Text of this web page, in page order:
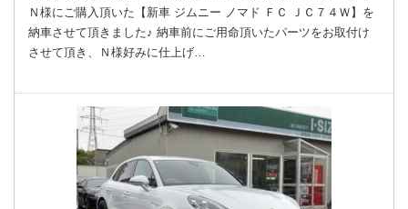
Ｎ様にご購入頂いた【新車 ジムニー ノマド ＦＣ ＪＣ７４Ｗ】を
納車させて頂きました♪ 納車前にご用命頂いたパーツをお取付け
させて頂き、Ｎ様好みに仕上げ…